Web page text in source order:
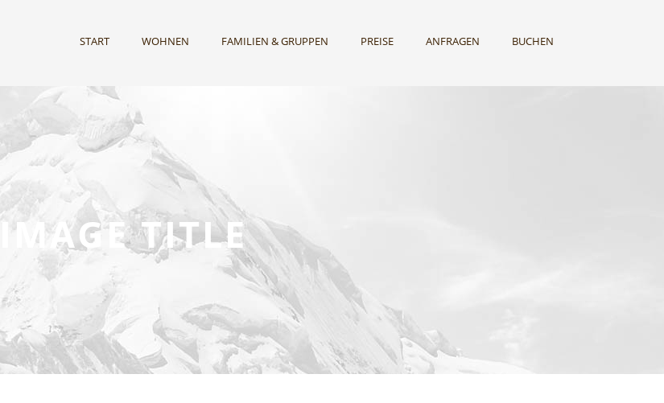
START WOHNEN FAMILIEN & GRUPPEN PREISE ANFRAGEN BUCHEN
IMAGE TITLE